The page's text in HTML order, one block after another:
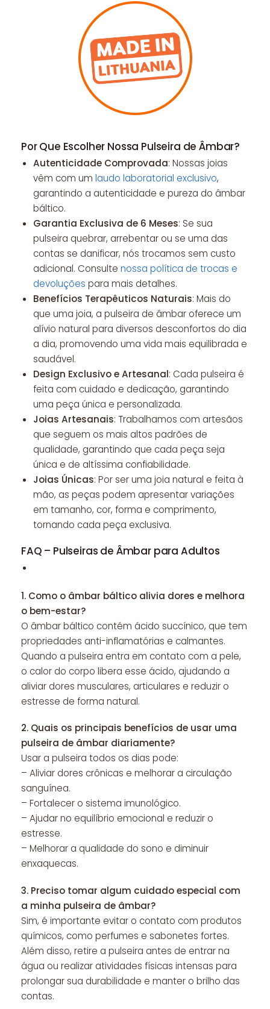
Por Que Escolher Nossa Pulseira de Âmbar?
Autenticidade Comprovada: Nossas joias
vêm com um laudo laboratorial exclusivo,
garantindo a autenticidade e pureza do âmbar
báltico.
Garantia Exclusiva de 6 Meses: Se sua
pulseira quebrar, arrebentar ou se uma das
contas se danificar, nós trocamos sem custo
adicional. Consulte nossa política de trocas e
devoluções para mais detalhes.
Benefícios Terapêuticos Naturais: Mais do
que uma joia, a pulseira de âmbar oferece um
alívio natural para diversos desconfortos do dia
a dia, promovendo uma vida mais equilibrada e
saudável.
Design Exclusivo e Artesanal: Cada pulseira é
feita com cuidado e dedicação, garantindo
uma peça única e personalizada.
Joias Artesanais: Trabalhamos com artesãos
que seguem os mais altos padrões de
qualidade, garantindo que cada peça seja
única e de altíssima confiabilidade.
Joias Únicas: Por ser uma joia natural e feita à
mão, as peças podem apresentar variações
em tamanho, cor, forma e comprimento,
tornando cada peça exclusiva.
FAQ – Pulseiras de Âmbar para Adultos
1. Como o âmbar báltico alivia dores e melhora
o bem-estar?
O âmbar báltico contém ácido succínico, que tem
propriedades anti-inflamatórias e calmantes.
Quando a pulseira entra em contato com a pele,
o calor do corpo libera esse ácido, ajudando a
aliviar dores musculares, articulares e reduzir o
estresse de forma natural.
2. Quais os principais benefícios de usar uma
pulseira de âmbar diariamente?
Usar a pulseira todos os dias pode:
– Aliviar dores crônicas e melhorar a circulação
sanguínea.
– Fortalecer o sistema imunológico.
– Ajudar no equilíbrio emocional e reduzir o
estresse.
– Melhorar a qualidade do sono e diminuir
enxaquecas.
3. Preciso tomar algum cuidado especial com
a minha pulseira de âmbar?
Sim, é importante evitar o contato com produtos
químicos, como perfumes e sabonetes fortes.
Além disso, retire a pulseira antes de entrar na
água ou realizar atividades físicas intensas para
prolongar sua durabilidade e manter o brilho das
contas.